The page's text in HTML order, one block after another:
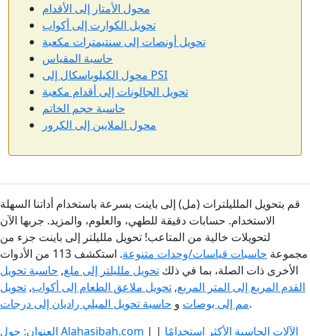
محول الأمتار إلى الأقدام
تحويل الكوارت إلى أكواب
تحويل أونصات إلى سنتيمترات مكعبة
حاسبة المقياس
محول الكيلوباسكال إلى PSI
تحويل الجالونات إلى أقدام مكعبة
حاسبة حجم الخاتم
محول الملايين إلى الكرور
قم بتحويل الملليلترات (مل) إلى باينت بسرعة باستخدام أداتنا السهلة
الاستخدام. حسابات دقيقة للطهي، والعلوم، والمزيد. جربها الآن
لتحويلات خالية من المتاعب! تحويل ملليلتر إلى باينت جزء من
مجموعة حاسبات قياسات/وحدات متنوعة
. استكشف 113 من الأدوات
الأخرى ذات الصلة، بما في ذلك تحويل ملليلتر إلى ملغ, حاسبة تحويل
القدم المربع إلى المتر المربع, تحويل ملاعق الطعام إلى أكواب, تحويل
مم إلى بوصات و حاسبة تحويل الميلي راديان إلى درجات
.
العنوان: حول Alahasibah.com | الآلات الحاسبة الأكثر استخدامًا |